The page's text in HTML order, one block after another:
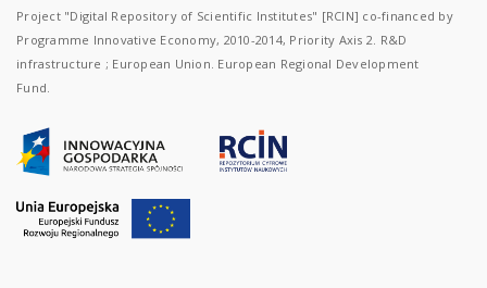
Project "Digital Repository of Scientific Institutes" [RCIN] co-financed by
Programme Innovative Economy, 2010-2014, Priority Axis 2. R&D
infrastructure ; European Union. European Regional Development
Fund.